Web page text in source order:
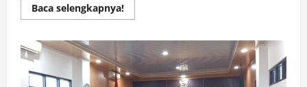
Baca selengkapnya!Read
more
Luncurkan
Road
Traffic
Controller